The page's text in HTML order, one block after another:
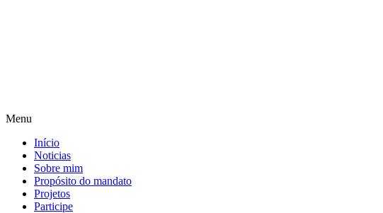
Menu
Início
Noticias
Sobre mim
Propósito do mandato
Projetos
Participe